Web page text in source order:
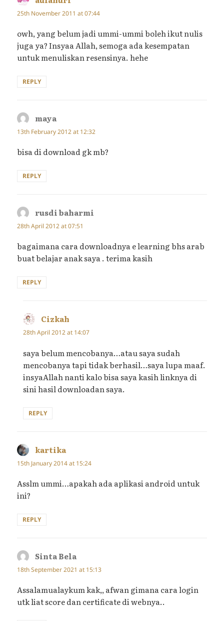
25th November 2011 at 07:44
owh, yang belum jadi ummi-ummi boleh ikut nulis
juga ya? Insyaa Allah, semoga ada kesempatan
untuk menuliskan resensinya. hehe
REPLY
maya
13th February 2012 at 12:32
bisa di download gk mb?
REPLY
rusdi baharmi
28th April 2012 at 07:51
bagaimana cara downloadnya e learning bhs arab
buat belajar anak saya . terima kasih
REPLY
Cizkah
28th April 2012 at 14:07
saya belum mencobanya…atau saya sudah
mencobanya tapi tidak berhasil…saya lupa maaf.
insyaAllah nanti kalo bisa saya kasih linknya di
sini hasil downloadan saya.
REPLY
kartikasays:
15th January 2014 at 15:24
Asslm ummi…apakah ada aplikasi android untuk
ini?
REPLY
Sinta Bela
18th September 2021 at 15:13
Assalamualaykum kak,, afwan gimana cara login
utk liat score dan certificate di webnya..